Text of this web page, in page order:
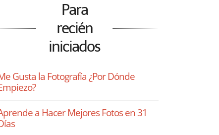
Para
recién
iniciados
Gusta la Fotografía ¿Por Dónde
a Hacer Mejores Fotos en 31